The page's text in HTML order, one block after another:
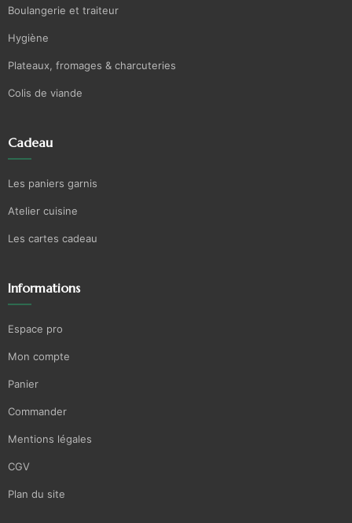
Boulangerie et traiteur
Hygiène
Plateaux, fromages & charcuteries
Colis de viande
Cadeau
Les paniers garnis
Atelier cuisine
Les cartes cadeau
Informations
Espace pro
Mon compte
Panier
Commander
Mentions légales
CGV
Plan du site